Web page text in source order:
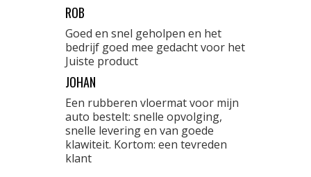
ROB
Goed en snel geholpen en het
bedrijf goed mee gedacht voor het
Juiste product
JOHAN
Een rubberen vloermat voor mijn
auto bestelt: snelle opvolging,
snelle levering en van goede
klawiteit. Kortom: een tevreden
klant